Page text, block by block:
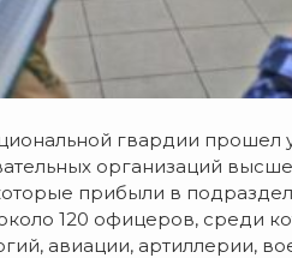
гвардии
организаций
прибыли в
120 офицеров, среди
авиации, артиллерии,